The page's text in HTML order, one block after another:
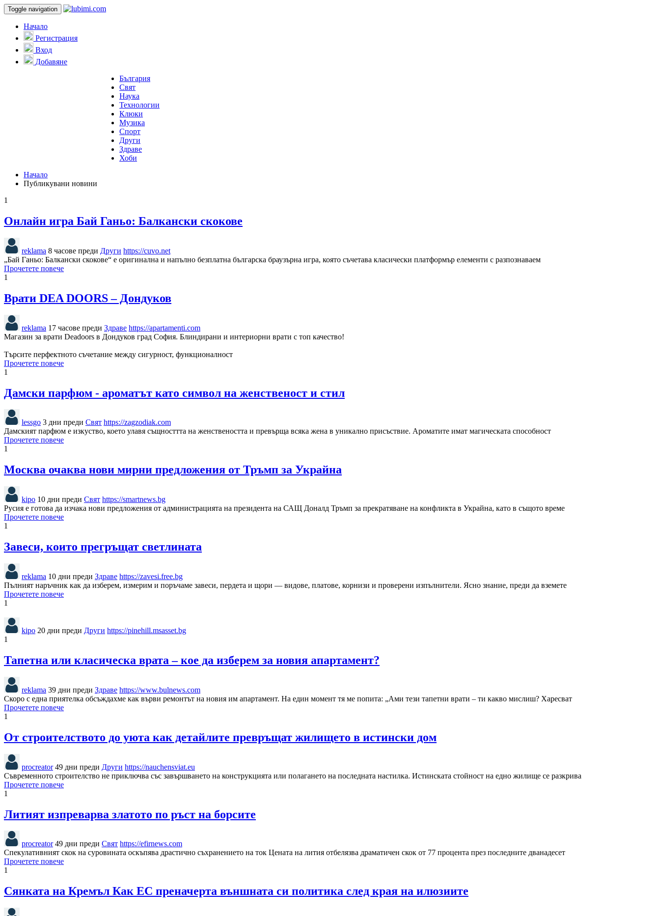
Toggle navigation
Начало
Регистрация
Вход
Добавяне
България
Свят
Наука
Технологии
Клюки
Музика
Спорт
Други
Здраве
Хоби
Начало
Публикувани новини
1
Онлайн игра Бай Ганьо: Балкански скокове
reklama 8 часове преди Други https://cuvo.net
„Бай Ганьо: Балкански скокове“ е оригинална и напълно безплатна българска браузърна игра, която съчетава класически платформър елементи с разпознаваем
Прочетете повече
1
Врати DEA DOORS – Дондуков
reklama 17 часове преди Здраве https://apartamenti.com
Магазин за врати Deadoors в Дондуков град София. Блиндирани и интериорни врати с топ качество!
Търсите перфектното съчетание между сигурност, функционалност
Прочетете повече
1
Дамски парфюм - ароматът като символ на женственост и стил
lessgo 3 дни преди Свят https://zagzodiak.com
Дамският парфюм е изкуство, което улавя същносттта на женствеността и превърща всяка жена в уникално присъствие. Ароматите имат магическата способност
Прочетете повече
1
Москва очаква нови мирни предложения от Тръмп за Украйна
kipo 10 дни преди Свят https://smartnews.bg
Русия е готова да изчака нови предложения от администрацията на президента на САЩ Доналд Тръмп за прекратяване на конфликта в Украйна, като в същото време
Прочетете повече
1
Завеси, които прегръщат светлината
reklama 10 дни преди Здраве https://zavesi.free.bg
Пълният наръчник как да изберем, измерим и поръчаме завеси, пердета и щори — видове, платове, корнизи и проверени изпълнители. Ясно знание, преди да вземете
Прочетете повече
1
kipo 20 дни преди Други https://pinehill.msasset.bg
1
Тапетна или класическа врата – кое да изберем за новия апартамент?
reklama 39 дни преди Здраве https://www.bulnews.com
Скоро с една приятелка обсъждахме как върви ремонтът на новия им апартамент. На един момент тя ме попита: „Ами тези тапетни врати – ти какво мислиш? Харесват
Прочетете повече
1
От строителството до уюта как детайлите превръщат жилището в истински дом
procreator 49 дни преди Други https://nauchensviat.eu
Съвременното строителство не приключва със завършването на конструкцията или полагането на последната настилка. Истинската стойност на едно жилище се разкрива
Прочетете повече
1
Литият изпреварва златото по ръст на борсите
procreator 49 дни преди Свят https://efirnews.com
Спекулативният скок на суровината оскъпява драстично съхранението на ток Цената на лития отбелязва драматичен скок от 77 процента през последните дванадесет
Прочетете повече
1
Сянката на Кремъл Как ЕС преначерта външната си политика след края на илюзиите